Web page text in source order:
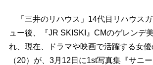
「三井のリハウス」14代目リハウス
ュー後、『JR SKISKI』CMのゲレンデ
れ、現在、ドラマや映画で活躍する女優
（20）が、3月12日に1st写真集『サニ